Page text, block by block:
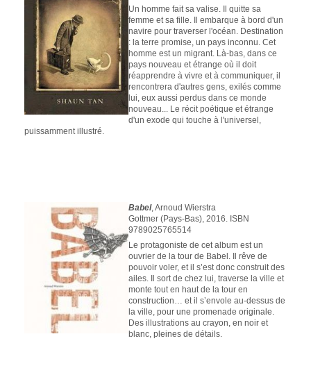
Un homme fait sa valise. Il quitte sa
femme et sa fille. Il embarque à bord d'un
navire pour traverser l'océan. Destination
: la terre promise, un pays inconnu. Cet
homme est un migrant. Là-bas, dans ce
pays nouveau et étrange où il doit
réapprendre à vivre et à communiquer, il
rencontrera d'autres gens, exilés comme
lui, eux aussi perdus dans ce monde
nouveau... Le récit poétique et étrange
d'un exode qui touche à l'universel,
puissamment illustré.
Babel, Arnoud Wierstra
Gottmer (Pays-Bas), 2016. ISBN
9789025765514
Le protagoniste de cet album est un
ouvrier de la tour de Babel. Il rêve de
pouvoir voler, et il s’est donc construit des
ailes. Il sort de chez lui, traverse la ville et
monte tout en haut de la tour en
construction… et il s’envole au-dessus de
la ville, pour une promenade originale.
Des illustrations au crayon, en noir et
blanc, pleines de détails.